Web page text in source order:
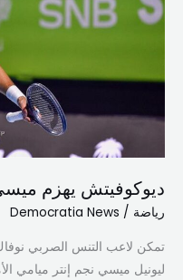
ديوكوفيتش يهزم ميسي
رياضة /
Democratia News
تمكن لاعب التنس الصربي
ليونيل ميسي نجم إنتر ميامي
معركة